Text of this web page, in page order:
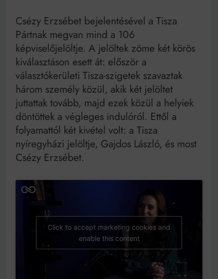
Csézy Erzsébet bejelentésével a Tisza
Pártnak megvan mind a 106
képviselőjelöltje. A jelöltek zöme két körös
kiválasztáson esett át: először a
választókerületi Tisza-szigetek szavaztak
három személy közül, akik két jelöltet
juttattak tovább, majd ezek közül a helyiek
döntöttek a végleges indulóról. Ettől a
folyamattól két kivétel volt: a Tisza
nyíregyházi jelöltje, Gajdos László, és most
Csézy Erzsébet.
Click to accept marketing cookies and
enable this content